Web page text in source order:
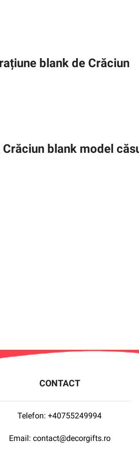
blank de Crăciun
blank model
CONTACT
Telefon:+40755249994
Email: contact@decorgifts.ro